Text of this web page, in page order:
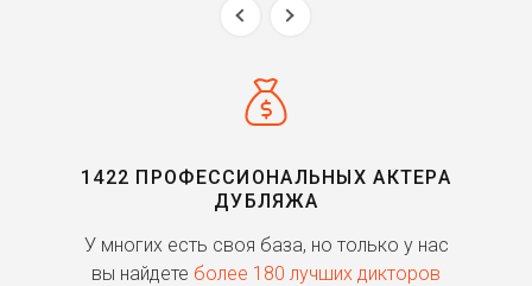
1422 ПРОФЕССИОНАЛЬНЫХ АКТЕРА
ДУБЛЯЖА
У многих есть своя база, но только у нас
вы найдете более 180 лучших дикторов